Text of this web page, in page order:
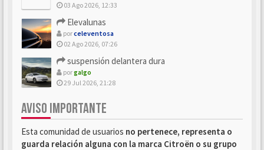
03 Ago 2026, 12:33
Elevalunas
porceleventosa
02 Ago 2026, 07:26
suspensión delantera dura
porgalgo
29 Jul 2026, 21:28
AVISO IMPORTANTE
Esta comunidad de usuarios no pertenece, representa o
guarda relación alguna con la marca Citroën o su grupo